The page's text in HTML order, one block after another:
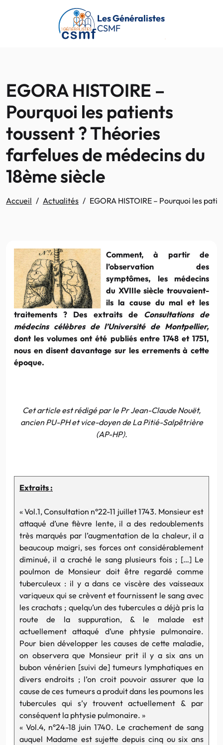
Passer au contenu principal
Les Généralistes
CSMF
EGORA HISTOIRE –
Pourquoi les patients
toussent ? Théories
farfelues de médecins du
18ème siècle
Accueil Actualités EGORA HISTOIRE – Pourquoi les
Comment, à partir de
l’observation des
symptômes, les médecins
du XVIIIe siècle trouvaient-
ils la cause du mal et les
traitements ? Des extraits de Consultations de
médecins célèbres de l’Université de Montpellier,
dont les volumes ont été publiés entre 1748 et 1751,
nous en disent davantage sur les errements à cette
époque.
Cet article est rédigé par le Pr Jean-Claude Nouët,
ancien PU-PH et vice-doyen de La Pitié-Salpêtrière
(AP-HP).
Extraits :
« Vol.1, Consultation n°22-11 juillet 1743. Monsieur est
attaqué d’une fièvre lente, il a des redoublements
très marqués par l’augmentation de la chaleur, il a
beaucoup maigri, ses forces ont considérablement
diminué, il a craché le sang plusieurs fois ; […] Le
poulmon de Monsieur doit être regardé comme
tuberculeux : il y a dans ce viscère des vaisseaux
variqueux qui se crèvent et fournissent le sang avec
les crachats ; quelqu’un des tubercules a déjà pris la
route de la suppuration, & le malade est
actuellement attaqué d’une phtysie pulmonaire.
Pour bien développer les causes de cette maladie,
on observera que Monsieur prit il y a six ans un
bubon vénérien [suivi de] tumeurs lymphatiques en
divers endroits ; l’on croit pouvoir assurer que la
cause de ces tumeurs a produit dans les poumons les
tubercules qui s’y trouvent actuellement & par
conséquent la phtysie pulmonaire. »
« Vol.4, n°24-18 juin 1740. Le crachement de sang
auquel Madame est sujette depuis cinq ou six ans